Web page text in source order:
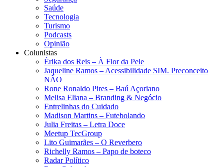
Saúde
Tecnologia
Turismo
Podcasts
Opinião
Colunistas
Érika dos Reis​ – À Flor da Pele
Jaqueline Ramos – Acessibilidade SIM. Preconceito
NÃO
Rone Ronaldo Pires – Baú Açoriano
Melisa Eliana – Branding & Negócio
Entrelinhas do Cuidado
Madison Martins – Futebolando
Julia Freitas​ – Letra Doce
Meetup TecGroup
Lito Guimarães – O Reverbero
Richelly Ramos​ – Papo de boteco
Radar Político